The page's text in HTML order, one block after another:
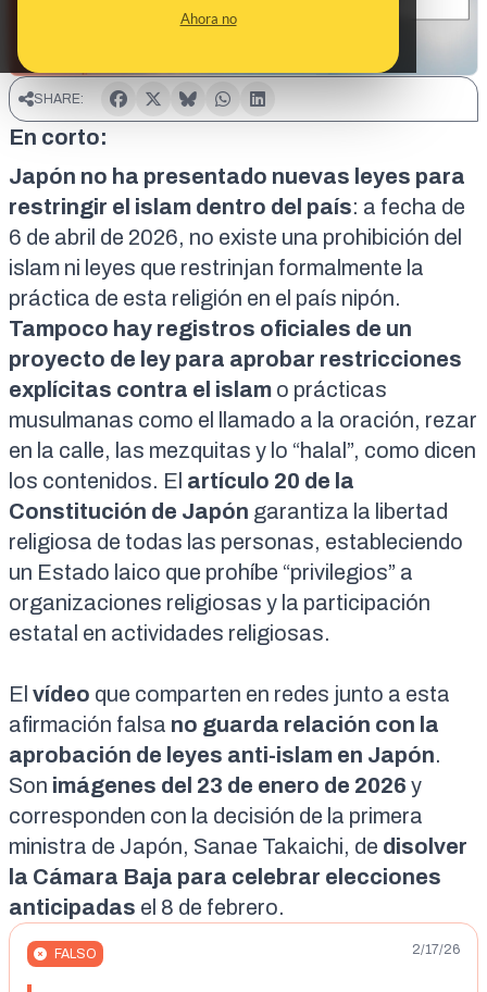
Ahora no
SHARE:
En corto:
Japón no ha presentado nuevas leyes para
restringir el islam dentro del país: a fecha de
6 de abril de 2026, no existe una prohibición del
islam ni leyes que restrinjan formalmente la
práctica de esta religión en el país nipón.
Tampoco hay registros oficiales de un
proyecto de ley para aprobar restricciones
explícitas contra el islam o prácticas
musulmanas como el llamado a la oración, rezar
en la calle, las mezquitas y lo “halal”, como dicen
los contenidos. El artículo 20 de la
Constitución de Japón garantiza la libertad
religiosa de todas las personas, estableciendo
un Estado laico que prohíbe “privilegios” a
organizaciones religiosas y la participación
estatal en actividades religiosas.
El vídeo que comparten en redes junto a esta
afirmación falsa no guarda relación con la
aprobación de leyes anti-islam en Japón.
Son imágenes del 23 de enero de 2026 y
corresponden con la decisión de la primera
ministra de Japón, Sanae Takaichi, de disolver
la Cámara Baja para celebrar elecciones
anticipadas el 8 de febrero.
FALSO 2/17/26